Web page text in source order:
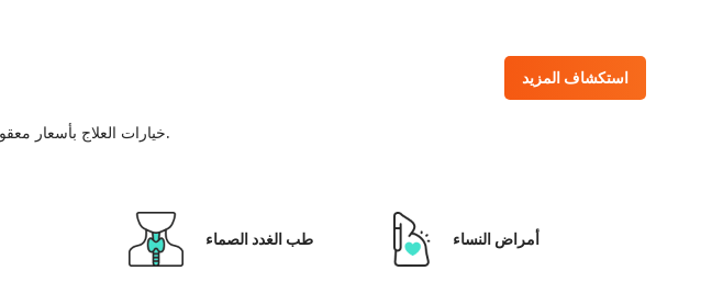
استكشاف المزيد
خيارات العلاج بأسعار معقولة مع جميع النطاقات الممكنة من الإجراءات الطبية للاختيار من بينها مع أفضل جودة للرعاية الصحية في البلاد.
طب الغدد الصماء أمراض النساء